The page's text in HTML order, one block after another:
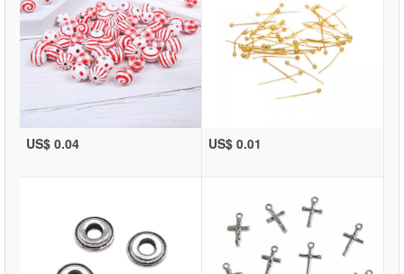
US$ 0.04 US$ 0.01